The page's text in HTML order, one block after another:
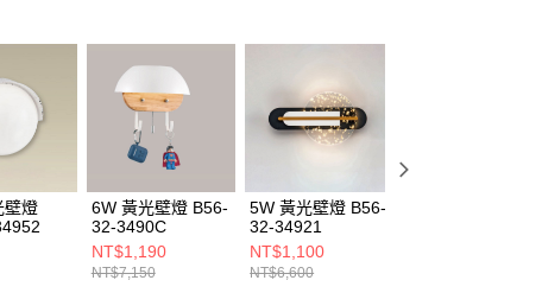
人資料處理事宜，請瀏覽以下網址：
的使用者請事先徵得法定代理人或監護人之同意方可使用
先享後付」，若未經同意申辦者引起之損失，本公司不負相關責
AFTEE先享後付」時，將依據個別帳號之用戶狀況，依本公司
予不同之上限額度；若仍有額度不足之情形，本公司將視審查
戶進行身份認證。
人註冊多個帳號或使用他人資訊註冊。若發現惡意使用之情
技股份有限公司將有權停止該用戶之使用額度並採取法律行
壁燈
6W 黃光壁燈 B56-
32-3490C
NT$1,190
NT$7,150
5W 黃光壁燈 B56-
32-34921
NT$1,100
NT$6,600